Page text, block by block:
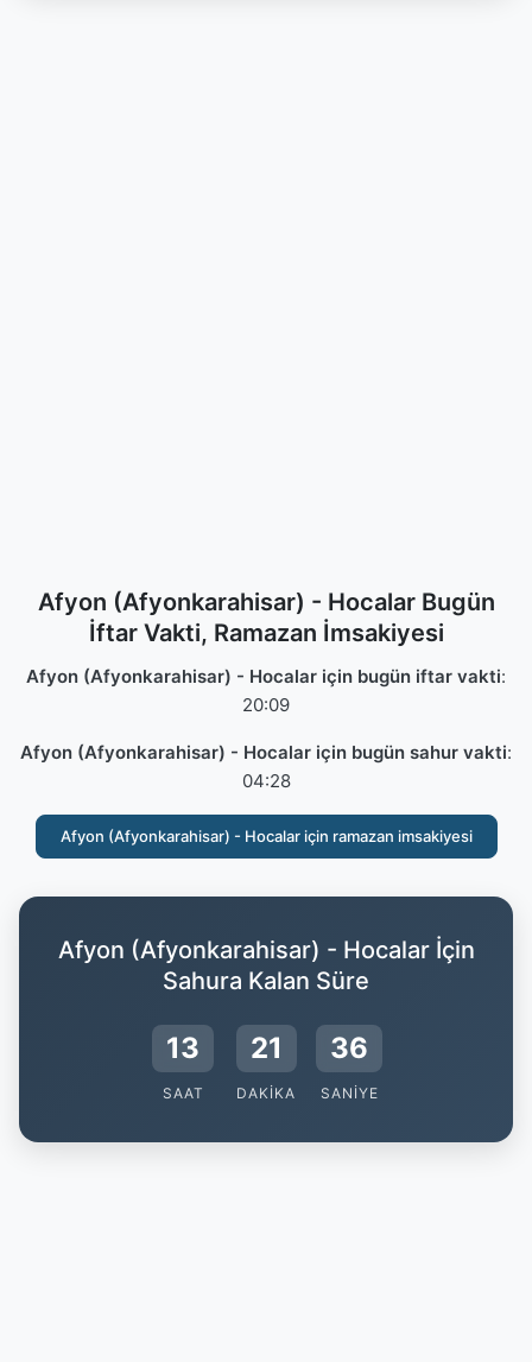
Afyon (Afyonkarahisar) - Hocalar Bugün
İftar Vakti, Ramazan İmsakiyesi
Afyon (Afyonkarahisar) - Hocalar için bugün iftar vakti:
20:09
Afyon (Afyonkarahisar) - Hocalar için bugün sahur vakti:
04:28
Afyon (Afyonkarahisar) - Hocalar için ramazan imsakiyesi
Afyon (Afyonkarahisar) - Hocalar İçin
Sahura Kalan Süre
13
SAAT
21
DAKIKA
35
SANIYE